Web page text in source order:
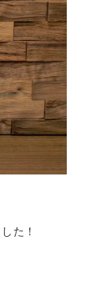
た！